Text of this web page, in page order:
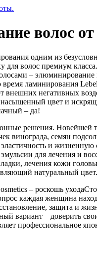
волос
одним из
для волос премиум
–
время ламинирования
внешних негативных
цвет и
– да!
решения. Новейшей
винограда, семян
и жизненную
для лечения и
лечения кожи
натуральный цвет.
каждая женщина
защита и
вариант – доверить
профессиональное